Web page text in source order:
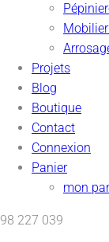
Projets
Blog
Boutique
Contact
Connexion
Panier
mon
98 227 039